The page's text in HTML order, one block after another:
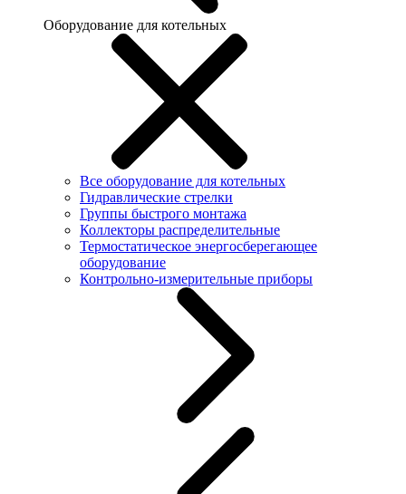
Оборудование для котельных
Все оборудование для котельных
Гидравлические стрелки
Группы быстрого монтажа
Коллекторы распределительные
Термостатическое энергосберегающее
оборудование
Контрольно-измерительные приборы